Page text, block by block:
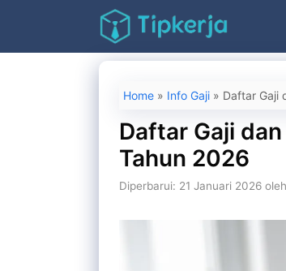
isi
Home » Info Gaji » Daftar Gaji
Daftar Gaji
Tahun 2026
Diperbarui: 21 Januari 2026 oleh